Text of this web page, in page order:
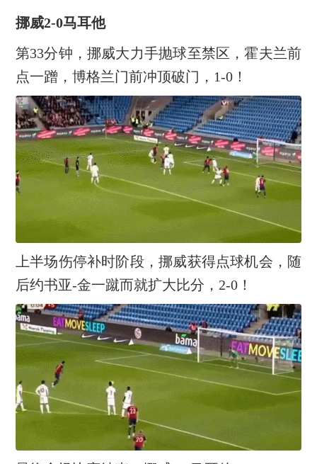
挪威2-0马耳他
第33分钟，挪威大力手抛球至禁区，霍夫兰前
点一蹭，博格兰门前冲顶破门，1-0！
上半场伤停补时阶段，挪威获得点球机会，随
后约书亚-金一蹴而就扩大比分，2-0！